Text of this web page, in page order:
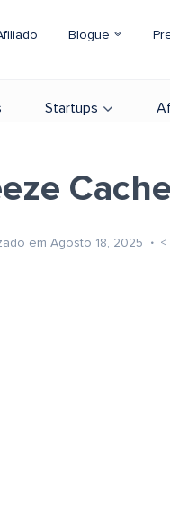
Blogue
Startups
em Agosto 18, 2025 <